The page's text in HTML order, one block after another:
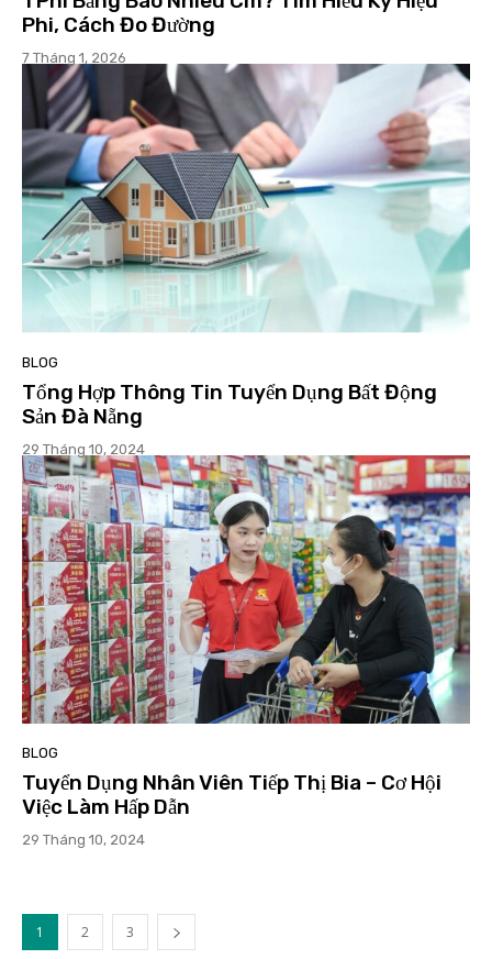
Phi, Cách Đo Đường
7 Tháng 1, 2026
BLOG
Tổng Hợp Thông Tin Tuyển Dụng Bất Động
Sản Đà Nẵng
29 Tháng 10, 2024
BLOG
Tuyển Dụng Nhân Viên Tiếp Thị Bia – Cơ Hội
Việc Làm Hấp Dẫn
29 Tháng 10, 2024
1 2 3